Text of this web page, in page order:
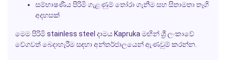
සම්භාෂණීය පිරිමි ගැළණුම් තෝරා ගැනීම සහ සිතාමතා තෑගි
අදහසක්
මෙම පිරිමිstainless steel දාමය Kaprukaමඟින් ශ්‍රී ලංකාවේ
වේගවත් බෙදාහැරීම සඳහා අන්තර්ජාලයෙන් ඇණවුම් කරන්න.